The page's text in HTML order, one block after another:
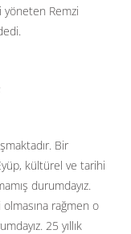
Remzi
Bir
kültürel ve tarihi
durumdayız.
rağmen o
25 yıllık